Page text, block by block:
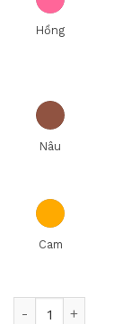
Hồng
Nâu
Cam